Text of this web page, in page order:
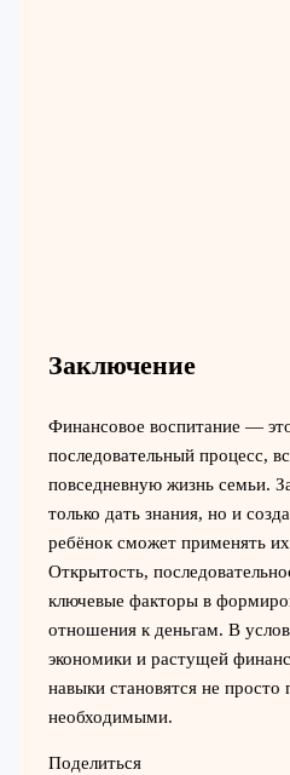
Заключение
Финансовое воспитание —
последовательный процесс,
повседневную жизнь семьи.
только дать знания, но и
ребёнок сможет применять
Открытость,
ключевые факторы в
отношения к деньгам. В
экономики и растущей
навыки становятся не просто
необходимыми.
Поделиться